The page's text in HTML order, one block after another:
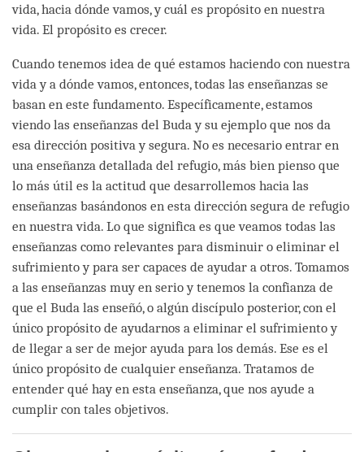
vida, hacia dónde vamos, y cuál es propósito en nuestra
vida. El propósito es crecer.
Cuando tenemos idea de qué estamos haciendo con nuestra
vida y a dónde vamos, entonces, todas las enseñanzas se
basan en este fundamento. Específicamente, estamos
viendo las enseñanzas del Buda y su ejemplo que nos da
esa dirección positiva y segura. No es necesario entrar en
una enseñanza detallada del refugio, más bien pienso que
lo más útil es la actitud que desarrollemos hacia las
enseñanzas basándonos en esta dirección segura de refugio
en nuestra vida. Lo que significa es que veamos todas las
enseñanzas como relevantes para disminuir o eliminar el
sufrimiento y para ser capaces de ayudar a otros. Tomamos
a las enseñanzas muy en serio y tenemos la confianza de
que el Buda las enseñó, o algún discípulo posterior, con el
único propósito de ayudarnos a eliminar el sufrimiento y
de llegar a ser de mejor ayuda para los demás. Ese es el
único propósito de cualquier enseñanza. Tratamos de
entender qué hay en esta enseñanza, que nos ayude a
cumplir con tales objetivos.